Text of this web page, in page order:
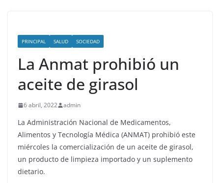
PRINCIPAL SALUD SOCIEDAD
La Anmat prohibió un
aceite de girasol
6 abril, 2022 admin
La Administración Nacional de Medicamentos,
Alimentos y Tecnología Médica (ANMAT) prohibió este
miércoles la comercialización de un aceite de girasol,
un producto de limpieza importado y un suplemento
dietario.